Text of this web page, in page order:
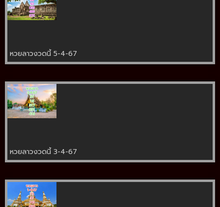
หวยลาวงวดนี้ 5-4-67
หวยลาวงวดนี้ 3-4-67